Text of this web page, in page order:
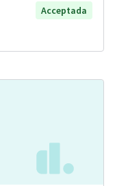
Acceptada